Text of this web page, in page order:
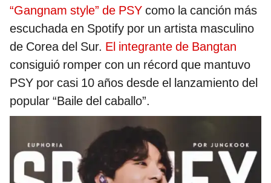
“Gangnam style” de PSY como la canción más
escuchada en Spotify por un artista masculino
de Corea del Sur. El integrante de Bangtan
consiguió romper con un récord que mantuvo
PSY por casi 10 años desde el lanzamiento del
popular “Baile del caballo”.